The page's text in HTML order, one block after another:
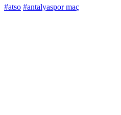
#atso #antalyaspor maç